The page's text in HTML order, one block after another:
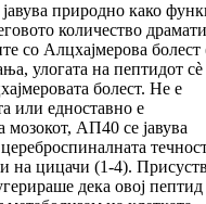
при­родно како
количество
со Алц­хај­ме­­рова болест
улогата на пептидот сè
болест. Не е
или едноставно е
АП40 се јавува
на цицачи (1-4).
дека овој пептид